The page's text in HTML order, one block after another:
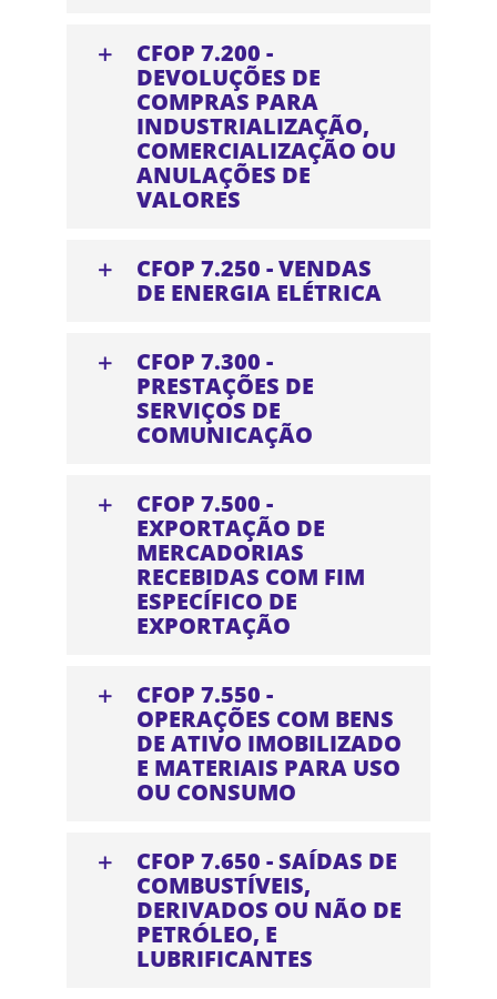
CFOP 7.200 -
DEVOLUÇÕES DE
COMPRAS PARA
INDUSTRIALIZAÇÃO,
COMERCIALIZAÇÃO OU
ANULAÇÕES DE
VALORES
CFOP 7.250 - VENDAS
DE ENERGIA ELÉTRICA
CFOP 7.300 -
PRESTAÇÕES DE
SERVIÇOS DE
COMUNICAÇÃO
CFOP 7.500 -
EXPORTAÇÃO DE
MERCADORIAS
RECEBIDAS COM FIM
ESPECÍFICO DE
EXPORTAÇÃO
CFOP 7.550 -
OPERAÇÕES COM BENS
DE ATIVO IMOBILIZADO
E MATERIAIS PARA USO
OU CONSUMO
CFOP 7.650 - SAÍDAS DE
COMBUSTÍVEIS,
DERIVADOS OU NÃO DE
PETRÓLEO, E
LUBRIFICANTES